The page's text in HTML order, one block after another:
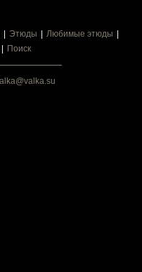
Этюды
Любимые этюды
Поиск